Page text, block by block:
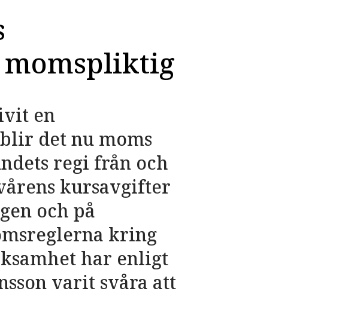
en
det nu moms
regi från och
kursavgifter
och på
kring
har enligt
varit svåra att